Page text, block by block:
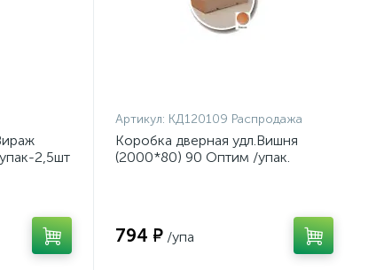
2,5шт
Артикул: КД120109 Распродажа
Коробка дверная удл.Вишня
(2000*80) 90 Оптим /упак.
794 ₽ /упа